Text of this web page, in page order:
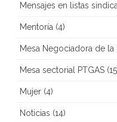
Mensajes en listas
Mentoría (4)
Mesa Negociadora de
Mesa sectorial PTGAS
Mujer (4)
Noticias (14)